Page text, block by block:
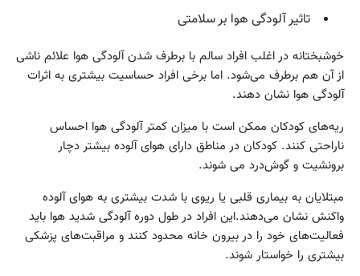
تاثیر آلودگی هوا بر سلامتی
خوشبختانه در اغلب افراد سالم با برطرف شدن آلودگی هوا علائم ناشی
از آن هم برطرف می‌شود. اما برخی افراد حساسیت بیشتری به اثرات
آلودگی هوا نشان دهند.
ریه‌های کودکان ممکن است با میزان کمتر آلودگی هوا احساس
ناراحتی کنند. کودکان در مناطق دارای هوای آلوده بیشتر دچار
برونشیت و گوش‌درد می شوند.
مبتلایان به بیماری قلبی یا ریوی با شدت بیشتری به هوای آلوده
واکنش نشان می‌دهند.این افراد در طول دوره آلودگی شدید هوا باید
فعالیت‌های خود را در بیرون خانه محدود کنند و مراقبت‌های‌ پزشکی
بیشتری را خواستار شوند.